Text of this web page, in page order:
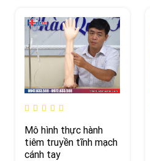
Mô hình thực hành
tiêm truyền tĩnh mạch
cánh tay